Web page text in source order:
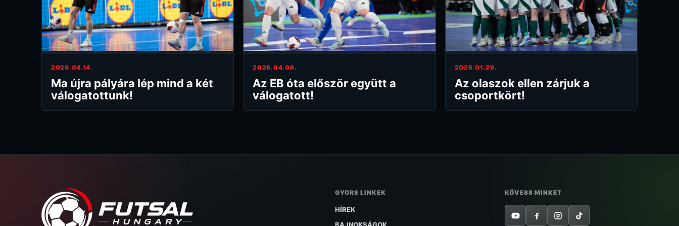
2026.04.14.
Ma újra pályára lép mind a két
válogatottunk!
2026.04.06.
Az EB óta először együtt a
válogatott!
2026.01.29.
Az olaszok ellen zárjuk a
csoportkört!
GYORS LINKEK
HÍREK
KÖVESS MINKET